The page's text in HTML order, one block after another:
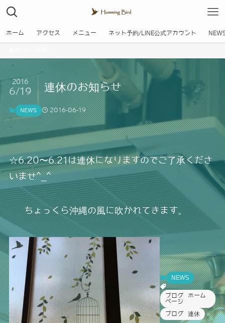
ホーム アクセス メニュー ネット予約/LINE公式アカウント
連休のお知らせ
2016
6/19
NEWS 2016-06-19
☆6.20〜6.21は連休になりますのでご了承くださ
いませ^_^
ちょっくら沖縄の風に吹かれてきます。
NEWS
ブログ ホーム
ページ
ブログ 連休